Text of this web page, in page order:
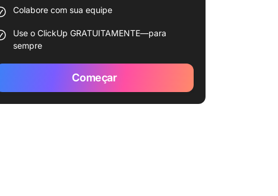
Colabore com sua equipe
Use o ClickUp GRATUITAMENTE—para
sempre
Começar